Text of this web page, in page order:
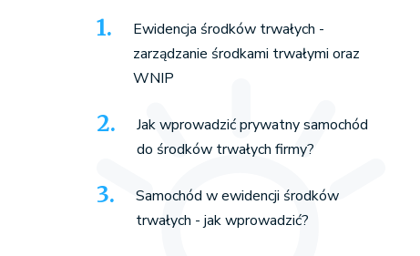
Ewidencja środków trwałych -
zarządzanie środkami trwałymi oraz
WNIP
Jak wprowadzić prywatny samochód
do środków trwałych firmy?
Samochód w ewidencji środków
trwałych - jak wprowadzić?